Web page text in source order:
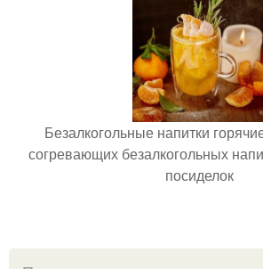
Безалкогольные напитки
согревающих безалкогольных
посиделок